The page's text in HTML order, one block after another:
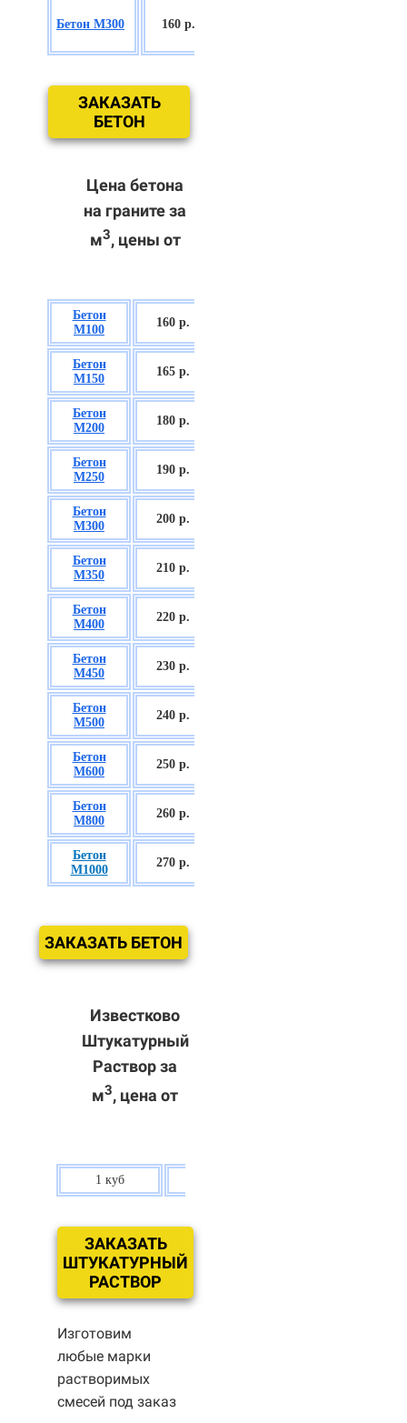
Бетон М300 160 р.
ЗАКАЗАТЬ
БЕТОН
Цена бетона
на граните за
м3, цены от
Бетон
М100
160 р.
Бетон
М150
165 р.
Бетон
М200
180 р.
Бетон
М250
190 р.
Бетон
М300
200 р.
Бетон
М350
210 р.
Бетон
М400
220 р.
Бетон
М450
230 р.
Бетон
М500
240 р.
Бетон
М600
250 р.
Бетон
М800
260 р.
Бетон
М1000
270 р.
ЗАКАЗАТЬ БЕТОН
Известково
Штукатурный
Раствор за
м3, цена от
1 куб
ЗАКАЗАТЬ
ШТУКАТУРНЫЙ
РАСТВОР
Изготовим
любые марки
растворимых
смесей под заказ